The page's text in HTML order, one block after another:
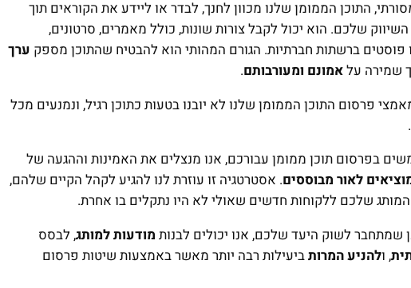
התוכן הממומן שלנו מכוון לחנך, לבדר או ליידע את הקוראים תוך
שלכם. הוא יכול לקבל צורות שונות, כולל מאמרים, סרטונים,
פוסטים ברשתות חברתיות. הגורם המהותי הוא להבטיח שהתוכן מספק ערך
שמירה עלאמונם ומעורבותם.
פרסום התוכן הממומן שלנו לא יובנו בטעות כתוכן רגיל, ונמנעים מכל
בפרסום תוכן ממומן עבורכם, אנו מנצלים את האמינות וההגעה של
לאור מבוססים. אסטרטגיה זו עוזרת לנו להגיע לקהל הקיים שלהם,
שלכם ללקוחות חדשים שאולי לא היו נתקלים בו אחרת.
שמתחבר לשוק היעד שלכם, אנו יכולים לבנות מודעות למותג, לבסס
, ולהניע המרותביעילות רבה יותר מאשר באמצעות שיטות פרסום